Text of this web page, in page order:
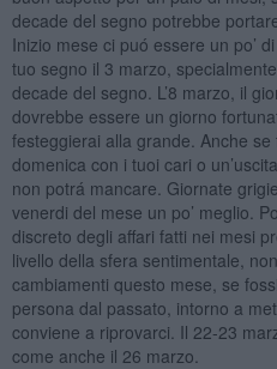
decade del segno potrebbe
Inizio mese ci puó essere un po’
tuo segno il 3 marzo,
decade del segno. L’8 marzo, il
dovrebbe essere un giorno
festeggierai alla grande. Anche
domenica con i tuoi cari o
non potrá mancare. Giornate
venerdi del mese un po’ meglio.
discreto degli affari fatti nei mesi
livello della sfera sentimentale,
cambiamenti questo mese, se
persona dal passato, intorno a
conviene a riprovarci. Il 22-23
come anche il 26 marzo.